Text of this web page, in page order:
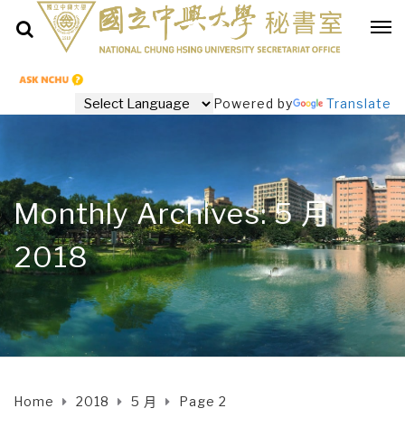
Powered by Translate
Monthly Archives: 5 月
2018
Home 2018 5 月 Page 2